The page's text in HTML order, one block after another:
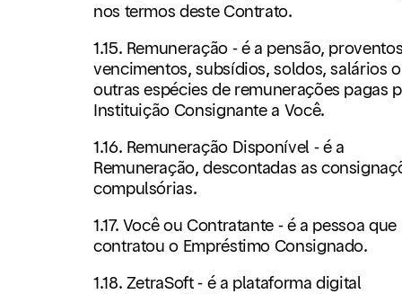
nos termos deste Contrato.
1.15. Remuneração - é a pensão,
vencimentos, subsídios, soldos, salários
outras espécies de remunerações pagas
Instituição Consignante a Você.
1.16. Remuneração Disponível - é a
Remuneração, descontadas as
compulsórias.
1.17. Você ou Contratante - é a pessoa que
contratou o Empréstimo Consignado.
1.18. ZetraSoft - é a plataforma digital